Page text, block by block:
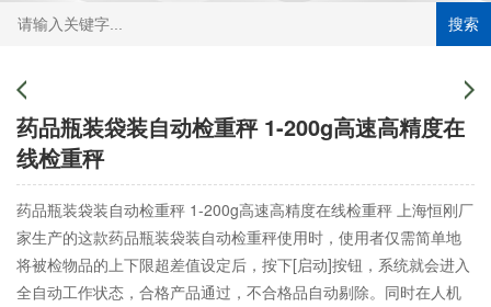
搜索
药品瓶装袋装自动检重秤 1-200g高速高精度在
线检重秤
药品瓶装袋装自动检重秤 1-200g高速高精度在线检重秤 上海恒刚厂
家生产的这款药品瓶装袋装自动检重秤使用时，使用者仅需简单地
将被检物品的上下限超差值设定后，按下[启动]按钮，系统就会进入
全自动工作状态，合格产品通过，不合格品自动剔除。同时在人机